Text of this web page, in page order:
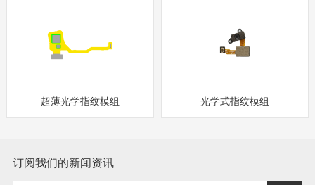
超薄光学指纹模组 光学式指纹模组
订阅我们的新闻资讯